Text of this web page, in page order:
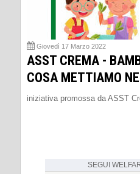
Giovedì 17 Marzo 2022
ASST CREMA -
COSA METTIAMO
iniziativa promossa da ASST
SEGUI